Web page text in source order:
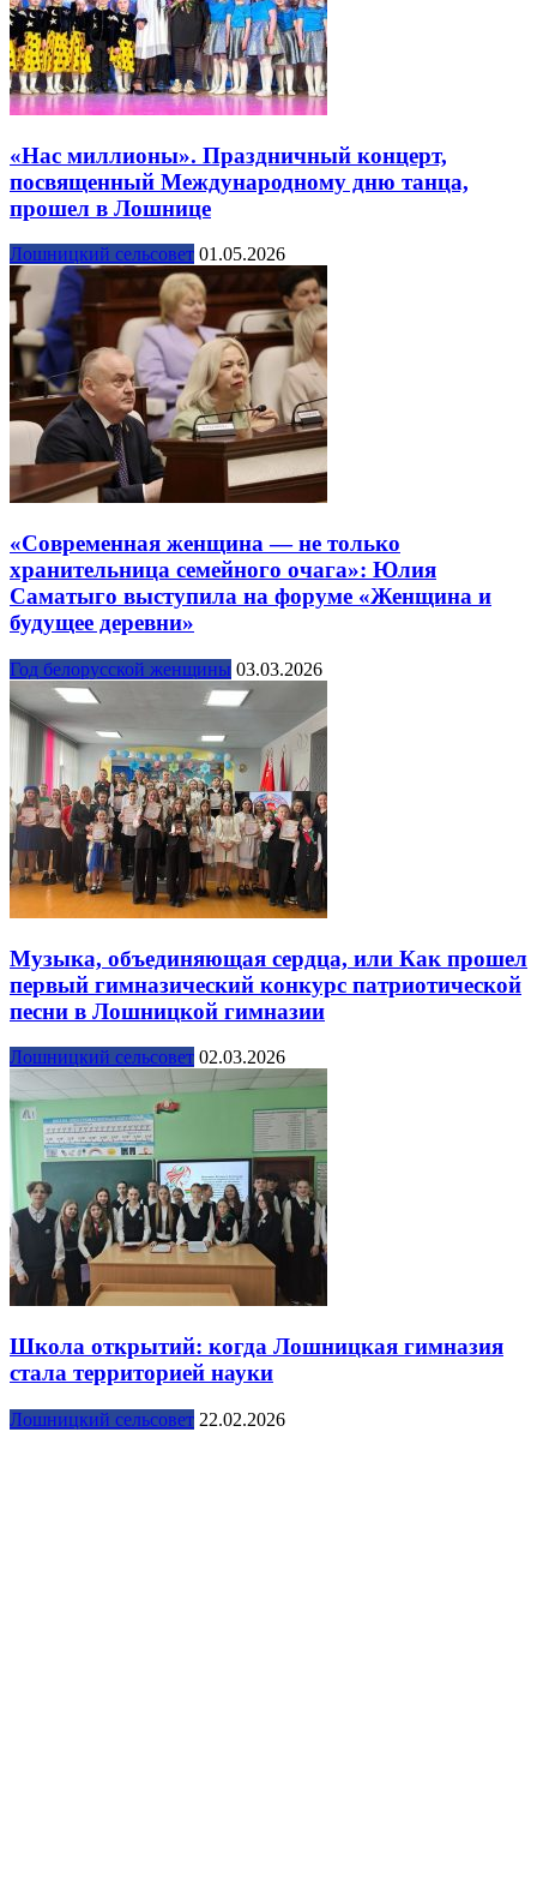
«Нас миллионы». Праздничный концерт,
посвященный Международному дню танца,
прошел в Лошнице
Лошницкий сельсовет 01.05.2026
«Современная женщина — не только
хранительница семейного очага»: Юлия
Саматыго выступила на форуме «Женщина и
будущее деревни»
Год белорусской женщины 03.03.2026
Музыка, объединяющая сердца, или Как прошел
первый гимназический конкурс патриотической
песни в Лошницкой гимназии
Лошницкий сельсовет 02.03.2026
Школа открытий: когда Лошницкая гимназия
стала территорией науки
Лошницкий сельсовет 22.02.2026